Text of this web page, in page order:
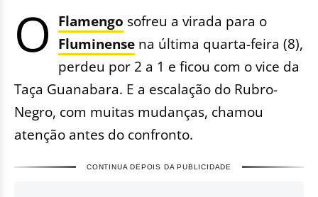
O Flamengo sofreu a virada para o
Fluminense na última quarta-feira (8),
perdeu por 2 a 1 e ficou com o vice da
Taça Guanabara. E a escalação do Rubro-
Negro, com muitas mudanças, chamou
atenção antes do confronto.
CONTINUA DEPOIS DA PUBLICIDADE